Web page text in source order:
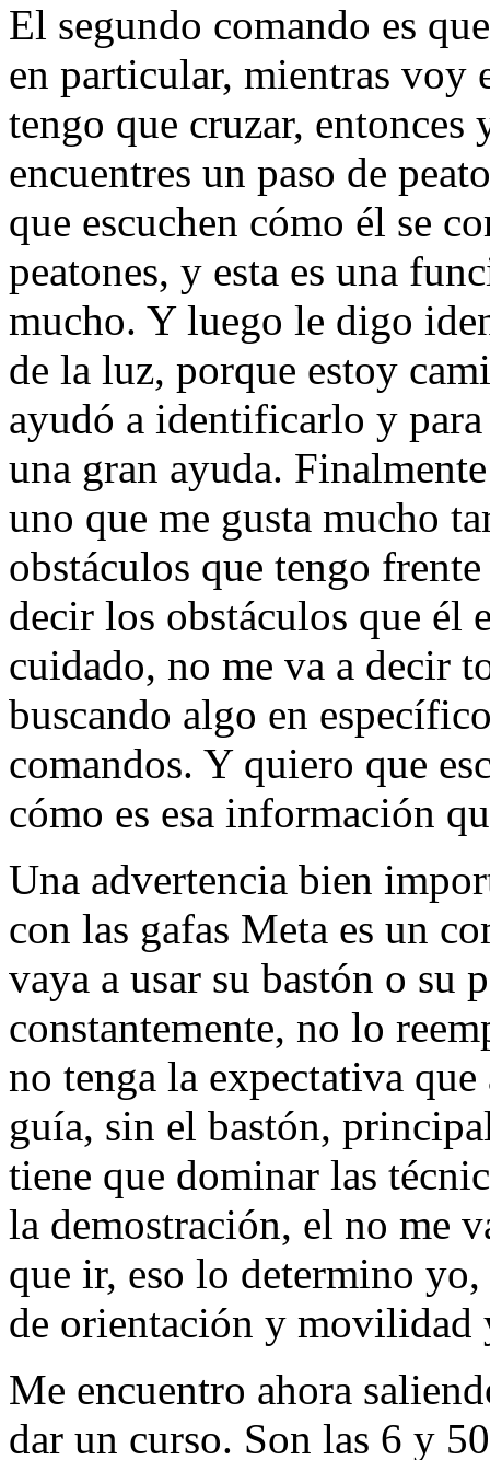
El segundo comando es
en particular, mientras voy
tengo que cruzar,
encuentres un paso de
que escuchen cómo él se
peatones, y esta es una
mucho. Y luego le digo
de la luz, porque estoy
ayudó a identificarlo y
una gran ayuda.
uno que me gusta mucho
obstáculos que tengo
decir los obstáculos que él
cuidado, no me va a decir
buscando algo en
comandos. Y quiero que
cómo es esa información
Una advertencia bien
con las gafas Meta es un
vaya a usar su bastón o su
constantemente, no lo
no tenga la expectativa
guía, sin el bastón,
tiene que dominar las
la demostración, el no me
que ir, eso lo determino
de orientación y movilidad
Me encuentro ahora
dar un curso. Son las 6 y